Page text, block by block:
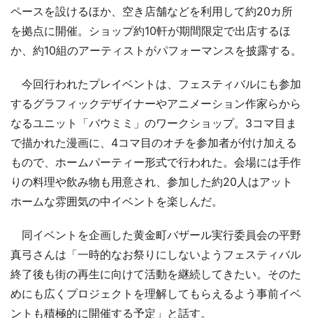
ペースを設けるほか、空き店舗などを利用して約20カ所
を拠点に開催。ショップ約10軒が期間限定で出店するほ
か、約10組のアーティストがパフォーマンスを披露する。
今回行われたプレイベントは、フェスティバルにも参加
するグラフィックデザイナーやアニメーション作家らから
なるユニット「バウミミ」のワークショップ。3コマ目ま
で描かれた漫画に、4コマ目のオチを参加者が付け加える
もので、ホームパーティー形式で行われた。会場には手作
りの料理や飲み物も用意され、参加した約20人はアット
ホームな雰囲気の中イベントを楽しんだ。
同イベントを企画した黄金町バザール実行委員会の平野
真弓さんは「一時的なお祭りにしないようフェスティバル
終了後も街の再生に向けて活動を継続してきたい。そのた
めにも広くプロジェクトを理解してもらえるよう事前イベ
ントも積極的に開催する予定」と話す。